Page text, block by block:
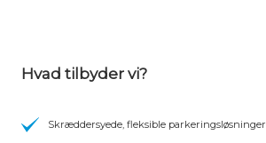
Hvad tilbyder vi?
Skræddersyede, fleksible parkeringsløsninger